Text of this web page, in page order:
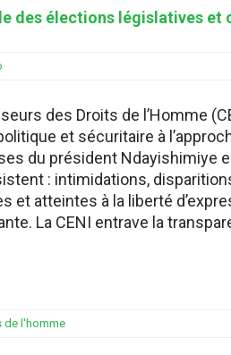
des élections législatives et
des Droits de l’Homme
et sécuritaire à
du président Ndayishimiye
: intimidations,
et atteintes à la liberté
La CENI entrave la
de l'homme